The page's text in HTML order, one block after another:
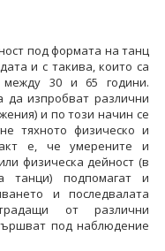
под формата на танц
и с такива, които са
30 и 65 години.
да изпробват различни
и по този начин се
тяхното физическо и
е, че умерените и
физическа дейност (в
танци) подпомагат и
и последвалата
от различни
под наблюдение